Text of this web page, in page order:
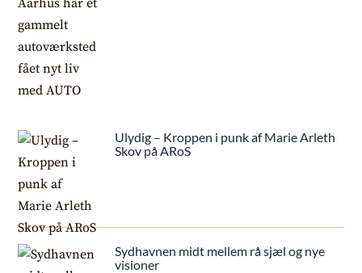
Ulydig – Kroppen i punk af Marie Arleth
Skov på ARoS
Sydhavnen midt mellem rå sjæl og nye
visioner